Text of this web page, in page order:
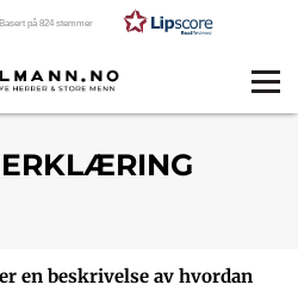
Basert på 824 stemmer
en beskrivelse av hvordan